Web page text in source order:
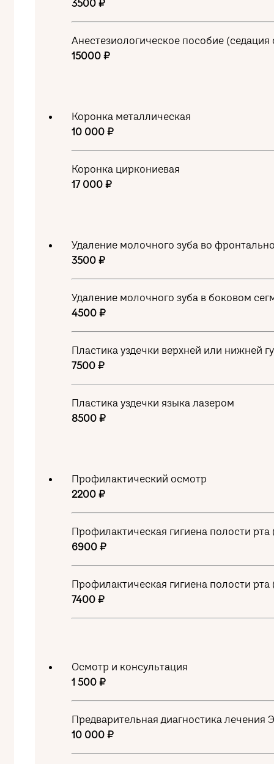
3500 ₽
Анестезиологическое пособие
15000 ₽
Коронка металлическая
10 000 ₽
Коронка циркониевая
17 000 ₽
Удаление молочного зуба во
3500 ₽
Удаление молочного зуба в боковом
4500 ₽
Пластика уздечки верхней или нижней
7500 ₽
Пластика уздечки языка лазером
8500 ₽
Профилактический осмотр
2200 ₽
Профилактическая гигиена полости рта
6900 ₽
Профилактическая гигиена полости рта
7400 ₽
Осмотр и консультация
1 500 ₽
Предварительная диагностика лечения
10 000 ₽